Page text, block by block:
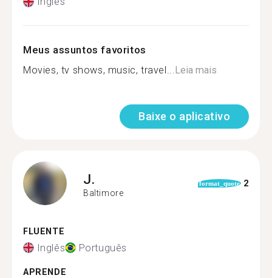
Meus assuntos favoritos
Movies, tv shows, music, travel...Leia mais
Baixe o aplicativo
J.
Baltimore
format_quote 2
FLUENTE
Inglês Português
APRENDE